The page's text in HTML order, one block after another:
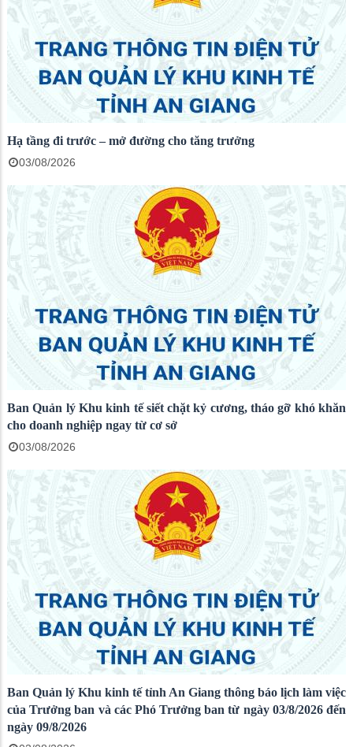
Hạ tầng đi trước – mở đường cho tăng trưởng
03/08/2026
Ban Quản lý Khu kinh tế siết chặt kỷ cương, tháo gỡ khó khăn
cho doanh nghiệp ngay từ cơ sở
03/08/2026
Ban Quản lý Khu kinh tế tỉnh An Giang thông báo lịch làm việc
của Trưởng ban và các Phó Trưởng ban từ ngày 03/8/2026 đến
ngày 09/8/2026